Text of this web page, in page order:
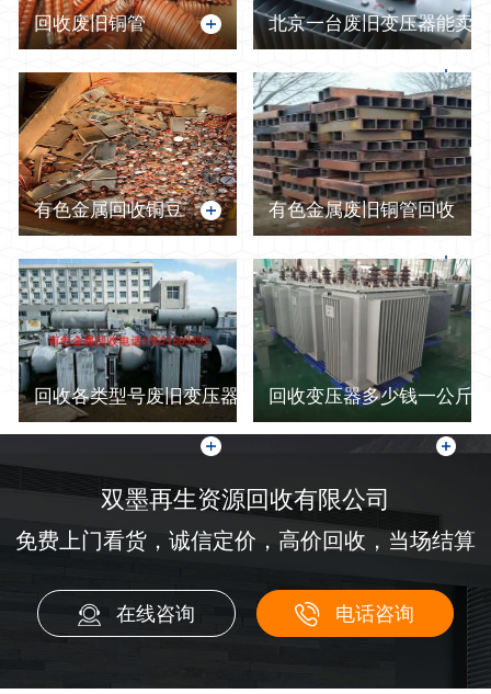
回收废旧铜管 北京一台废旧变压器能卖
有色金属回收铜豆 有色金属废旧铜管回收
回收各类型号废旧变压器 回收变压器多少钱一公斤-
双墨再生资源回收有限公司
免费上门看货，诚信定价，高价回收，当场结算
在线咨询 电话咨询